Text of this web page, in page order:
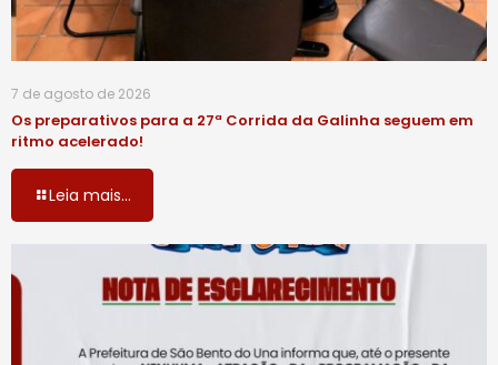
7 de agosto de 2026
Os preparativos para a 27ª Corrida da Galinha seguem em
ritmo acelerado!
Leia mais...